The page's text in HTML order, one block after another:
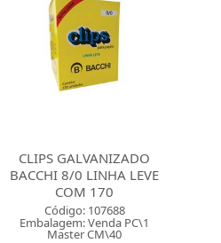
CLIPS GALVANIZADO
BACCHI 8/0 LINHA LEVE
COM 170
Código: 107688
Embalagem: Venda PC\1
Master CM\40